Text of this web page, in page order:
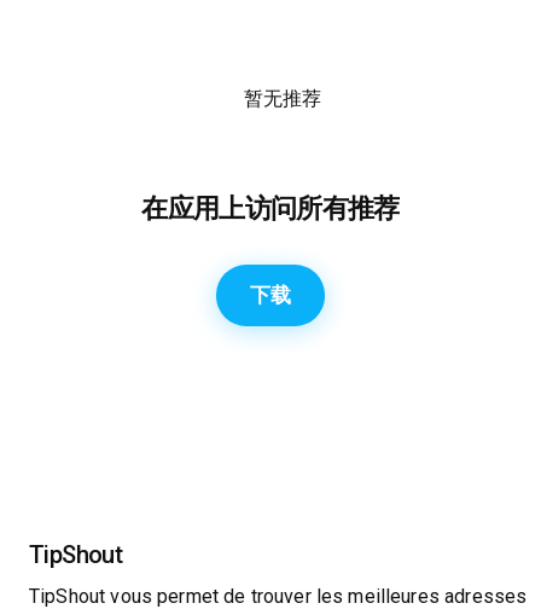
暂无推荐
在应用上访问所有推荐
下载
TipShout
TipShout vous permet de trouver les meilleures adresses